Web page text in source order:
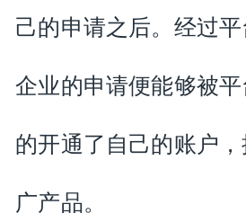
己的申请之后。经过
企业的申请便能够被
的开通了自己的账户
广产品。